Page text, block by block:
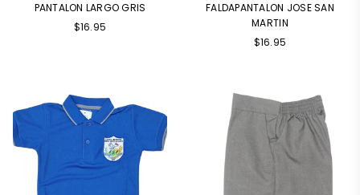
PANTALON LARGO GRIS
$16.95
FALDAPANTALON JOSE SAN
MARTIN
$16.95